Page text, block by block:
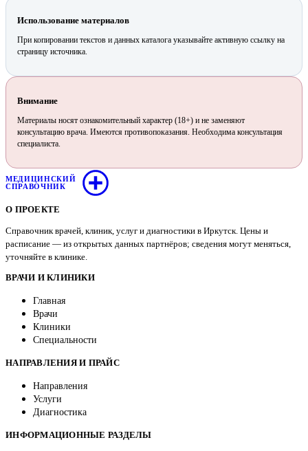
Использование материалов
При копировании текстов и данных каталога указывайте активную ссылку на
страницу источника.
Внимание
Материалы носят ознакомительный характер (18+) и не заменяют
консультацию врача. Имеются противопоказания. Необходима консультация
специалиста.
МЕДИЦИНСКИЙ
СПРАВОЧНИК
О ПРОЕКТЕ
Справочник врачей, клиник, услуг и диагностики в Иркутск. Цены и
расписание — из открытых данных партнёров; сведения могут меняться,
уточняйте в клинике.
ВРАЧИ И КЛИНИКИ
Главная
Врачи
Клиники
Специальности
НАПРАВЛЕНИЯ И ПРАЙС
Направления
Услуги
Диагностика
ИНФОРМАЦИОННЫЕ РАЗДЕЛЫ